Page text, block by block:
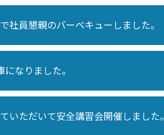
社員懇親のバーベキューしました。
なりました。
いただいて安全講習会開催しました。